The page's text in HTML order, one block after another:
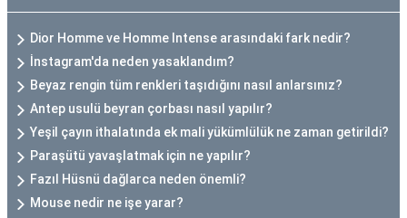
Dior Homme ve Homme Intense arasındaki fark nedir?
İnstagram'da neden yasaklandım?
Beyaz rengin tüm renkleri taşıdığını nasıl anlarsınız?
Antep usulü beyran çorbası nasıl yapılır?
Yeşil çayın ithalatında ek mali yükümlülük ne zaman getirildi?
Paraşütü yavaşlatmak için ne yapılır?
Fazıl Hüsnü dağlarca neden önemli?
Mouse nedir ne işe yarar?